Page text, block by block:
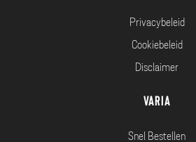
Privacybeleid
Cookiebeleid
Disclaimer
Varia
Snel Bestellen